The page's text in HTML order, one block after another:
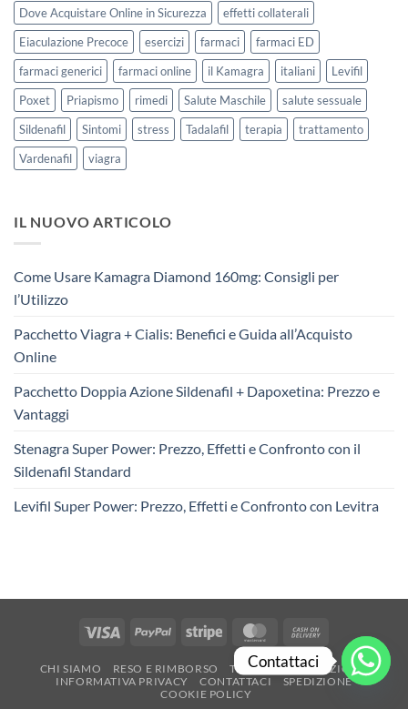
Dove Acquistare Online in Sicurezza
effetti collaterali
Eiaculazione Precoce
esercizi farmaci
farmaci ED
farmaci generici
farmaci online il Kamagra italiani
Levifil
Poxet
Priapismo rimedi Salute Maschile
salute sessuale
Sildenafil
Sintomi stress Tadalafil terapia
trattamento
Vardenafil
viagra
IL NUOVO ARTICOLO
Come Usare Kamagra Diamond 160mg: Consigli per
l’Utilizzo
Pacchetto Viagra + Cialis: Benefici e Guida all’Acquisto
Online
Pacchetto Doppia Azione Sildenafil + Dapoxetina: Prezzo e
Vantaggi
Stenagra Super Power: Prezzo, Effetti e Confronto con il
Sildenafil Standard
Levifil Super Power: Prezzo, Effetti e Confronto con Levitra
Visa PayPal Stripe MasterCard
On
Delivery
CHI SIAMO RESO E RIMBORSO
TERMINI E CONDIZIONI
INFORMATIVA PRIVACY
CONTATTACI
SPEDIZIONE
COOKIE POLICY
Contattaci